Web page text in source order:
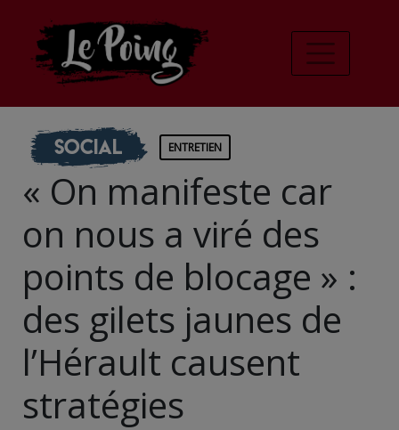
Social ENTRETIEN
« On manifeste car
on nous a viré des
points de blocage » :
des gilets jaunes de
l’Hérault causent
stratégies